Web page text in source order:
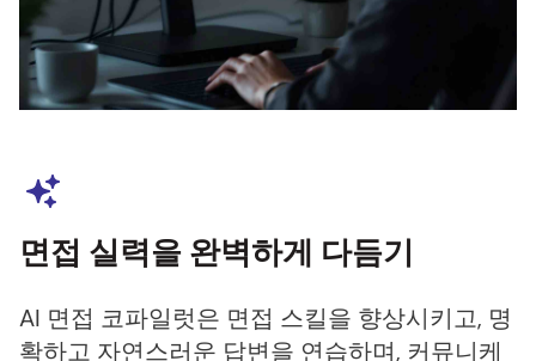
면접 실력을 완벽하게 다듬기
AI 면접 코파일럿은 면접 스킬을 향상시키고, 명
확하고 자연스러운 답변을 연습하며, 커뮤니케